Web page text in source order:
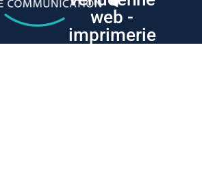
web -
imprimerie